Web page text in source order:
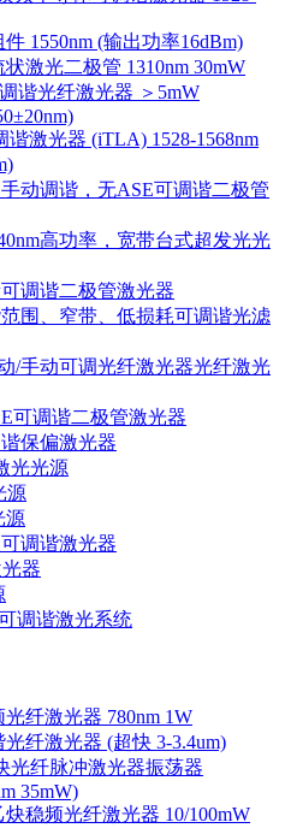
1550nm (输出功率16dBm)
激光二极管 1310nm 30mW
谐光纤激光器 ＞5mW
谐激光器 (iTLA) 1528-1568nm
动调谐，无ASE可调谐二极管
高功率，宽带台式超发光光
调谐二极管激光器
围、窄带、低损耗可调谐光滤
/手动可调光纤激光器光纤激光
可调谐二极管激光器
保偏激光器
光光源
源
源
调谐激光器
器
调谐激光系统
纤激光器 780nm 1W
纤激光器 (超快 3-3.4um)
光纤脉冲激光器振荡器
35mW)
炔稳频光纤激光器 10/100mW